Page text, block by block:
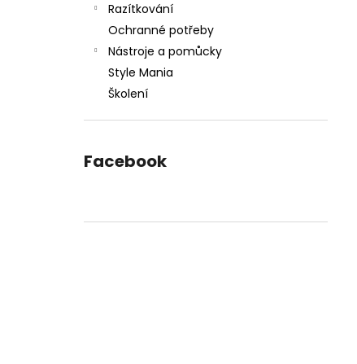
Razítkování
Ochranné potřeby
Nástroje a pomůcky
Style Mania
Školení
Facebook